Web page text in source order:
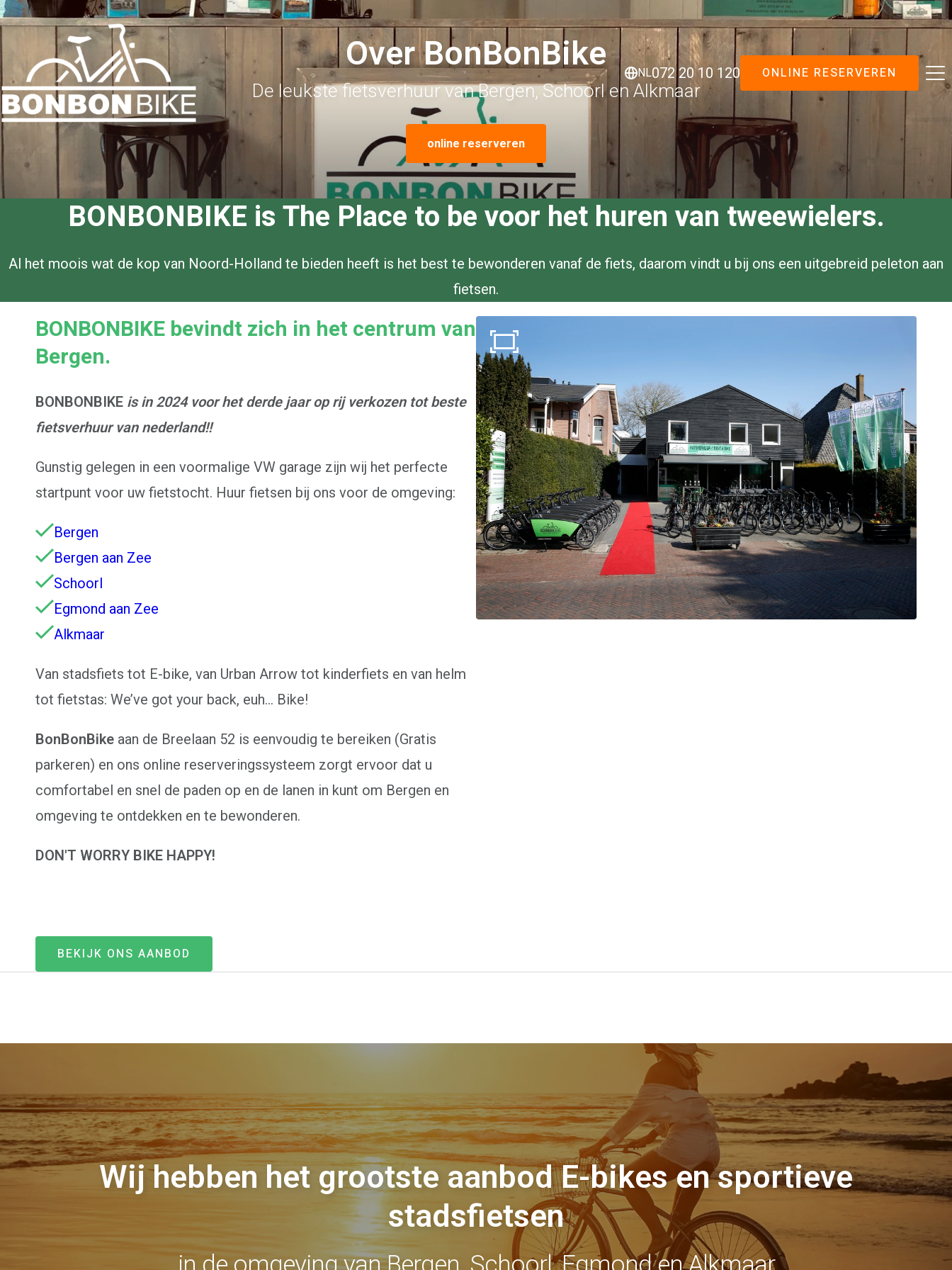
NL072 20 10 120 ONLINE RESERVEREN
Openingstijden
Voorwaarden
Omgeving
Bloembollen velden
Over ons
Contact
Over BonBonBike
De leukste fietsverhuur van Bergen, Schoorl en Alkmaar
online reserveren
BONBONBIKE is The Place to be voor het huren van tweewielers.
Al het moois wat de kop van Noord-Holland te bieden heeft is het best te bewonderen vanaf de fiets, daarom vindt u bij ons een uitgebreid peleton aan
fietsen.
BONBONBIKE bevindt zich in het centrum van
Bergen.
BONBONBIKE is in 2024 voor het derde jaar op rij verkozen tot beste
fietsverhuur van nederland!!
Gunstig gelegen in een voormalige VW garage zijn wij het perfecte
startpunt voor uw fietstocht. Huur fietsen bij ons voor de omgeving:
Bergen
Bergen aan Zee
Schoorl
Egmond aan Zee
Alkmaar
Van stadsfiets tot E-bike, van Urban Arrow tot kinderfiets en van helm
tot fietstas: We’ve got your back, euh… Bike!
BonBonBike aan de Breelaan 52 is eenvoudig te bereiken (Gratis
parkeren) en ons online reserveringssysteem zorgt ervoor dat u
comfortabel en snel de paden op en de lanen in kunt om Bergen en
omgeving te ontdekken en te bewonderen.
DON'T WORRY BIKE HAPPY!
BEKIJK ONS AANBOD
Wij hebben het grootste aanbod E-bikes en sportieve
stadsfietsen
in de omgeving van Bergen, Schoorl, Egmond en Alkmaar